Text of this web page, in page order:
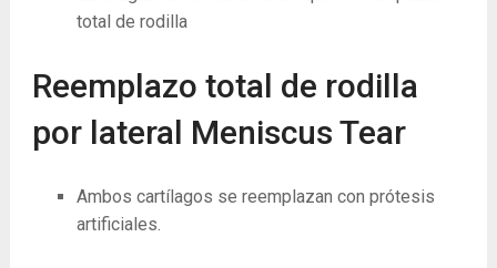
total de rodilla
Reemplazo total de rodilla
por lateral Meniscus Tear
Ambos cartílagos se reemplazan con prótesis
artificiales.